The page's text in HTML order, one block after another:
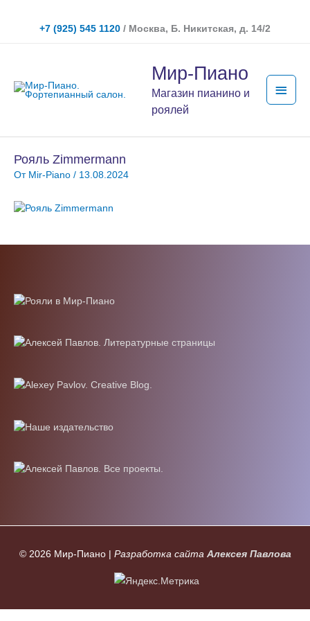
содержимому
+7 (925) 545 1120 / Москва, Б. Никитская, д. 14/2
Мир-Пиано
Магазин пианино и
роялей
меню
Рояль Zimmermann
От Mir-Piano / 13.08.2024
© 2026 Мир-Пиано| Разработка сайта Алексея Павлова